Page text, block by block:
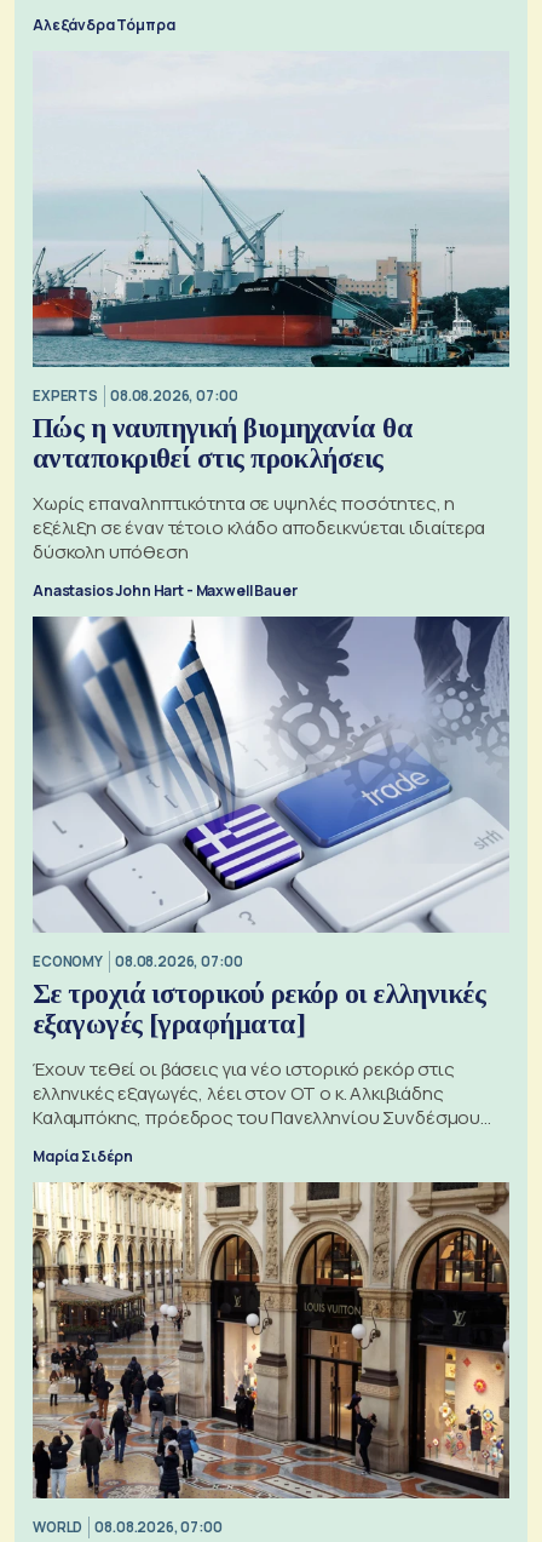
Αλεξάνδρα Τόμπρα
EXPERTS 08.08.2026, 07:00
Πώς η ναυπηγική βιομηχανία θα
ανταποκριθεί στις προκλήσεις
Χωρίς επαναληπτικότητα σε υψηλές ποσότητες, η
εξέλιξη σε έναν τέτοιο κλάδο αποδεικνύεται ιδιαίτερα
δύσκολη υπόθεση
Anastasios John Hart - Maxwell Bauer
ECONOMY 08.08.2026, 07:00
Σε τροχιά ιστορικού ρεκόρ οι ελληνικές
εξαγωγές [γραφήματα]
Έχουν τεθεί οι βάσεις για νέο ιστορικό ρεκόρ στις
ελληνικές εξαγωγές, λέει στον ΟΤ ο κ. Αλκιβιάδης
Καλαμπόκης, πρόεδρος του Πανελληνίου Συνδέσμου
Μαρία Σιδέρη
WORLD 08.08.2026, 07:00